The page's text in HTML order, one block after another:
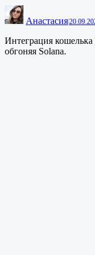
Анастасия
Интеграция кошелька
обгоняя Solana.